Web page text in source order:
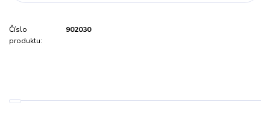
Číslo
produktu:
902030